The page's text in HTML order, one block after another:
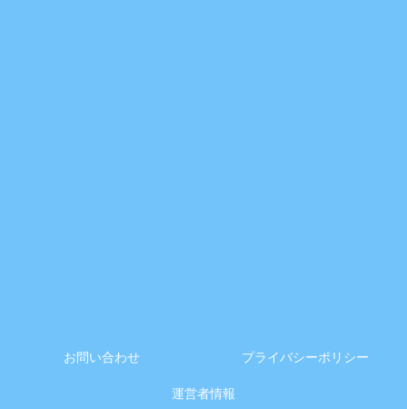
お問い合わせ プライバシーポリシー
運営者情報